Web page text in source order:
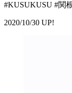
#KUSUKUSU #
2020/10/30 UP!